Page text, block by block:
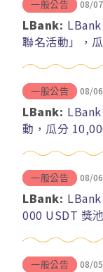
一般公告 08/07
LBank:
聯名活動」，
一般公告 08/06
LBank:
動，瓜分
一般公告 08/06
LBank:
000 USDT 獎池
一般公告 08/05